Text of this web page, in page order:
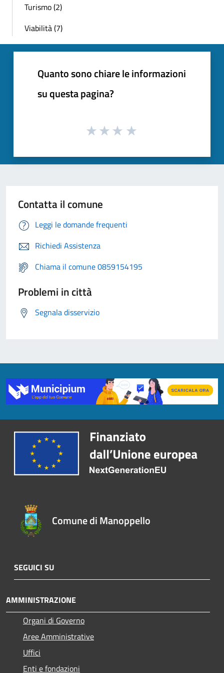
Turismo (2)
Viabilità (7)
Quanto sono chiare le informazioni
su questa pagina?
Contatta il comune
Leggi le domande frequenti
Richiedi Assistenza
Chiama il comune 0859154195
Problemi in città
Segnala disservizio
Comune di Manoppello
SEGUICI SU
AMMINISTRAZIONE
Organi di Governo
Aree Amministrative
Uffici
Enti e fondazioni